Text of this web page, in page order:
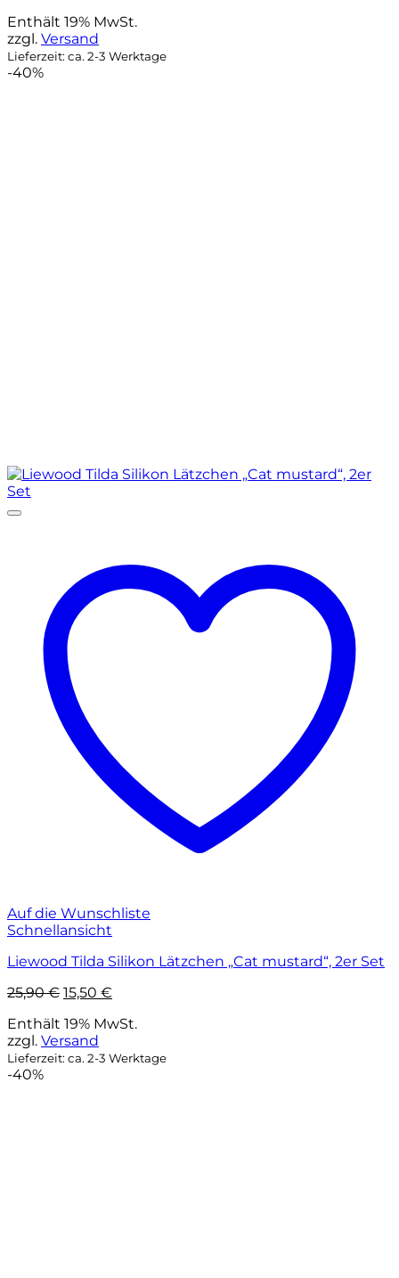
war:
17,50 €
ist:
Enthält 19% MwSt.
zzgl. Versand
Lieferzeit: ca. 2-3 Werktage
-40%
Auf die Wunschliste
Schnellansicht
Liewood Tilda Silikon Lätzchen „Cat mustard“, 2er Set
25,90€ Ursprünglicher
war:
25,90 €
15,50 €
ist:
Enthält 19% MwSt.
zzgl. Versand
Lieferzeit: ca. 2-3 Werktage
-40%